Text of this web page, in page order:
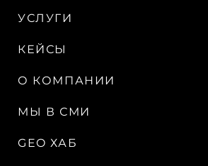
УСЛУГИ
КЕЙСЫ
О КОМПАНИИ
МЫ В СМИ
GEO ХАБ